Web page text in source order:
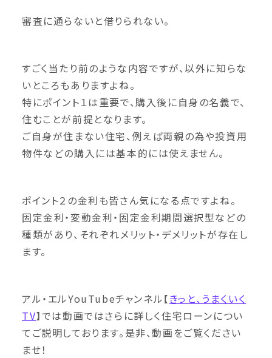
審査に通らないと借りられない。
すごく当たり前のような内容ですが、以外に知らな
いところもありますよね。
特にポイント１は重要で、購入後に自身の名義で、
住むことが前提となります。
ご自身が住まない住宅、例えば両親の為や投資用
物件などの購入には基本的には使えません。
ポイント２の金利も皆さん気になる点ですよね。
固定金利・変動金利・固定金利期間選択型などの
種類があり、それぞれメリット・デメリットが存在し
ます。
アル・エルYouTubeチャンネル【きっと、うまくいく
TV】では動画ではさらに詳しく住宅ローンについ
てご説明しております。是非、動画をご覧ください
ませ！